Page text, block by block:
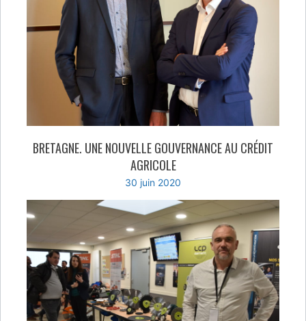
BRETAGNE. UNE NOUVELLE GOUVERNANCE AU CRÉDIT
AGRICOLE
30 juin 2020